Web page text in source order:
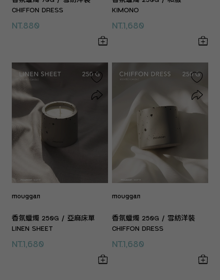
CHIFFON DRESS
NT.880
KIMONO
NT.1,680
mouggan
香氛蠟燭 250G / 亞麻床單
LINEN SHEET
NT.1,680
mouggan
香氛蠟燭 250G / 雪紡洋裝
CHIFFON DRESS
NT.1,680